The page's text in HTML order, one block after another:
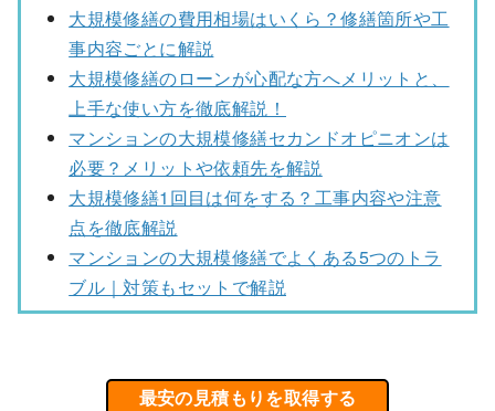
大規模修繕の費用相場はいくら？修繕箇所や工
事内容ごとに解説
大規模修繕のローンが心配な方へメリットと、
上手な使い方を徹底解説！
マンションの大規模修繕セカンドオピニオンは
必要？メリットや依頼先を解説
大規模修繕1回目は何をする？工事内容や注意
点を徹底解説
マンションの大規模修繕でよくある5つのトラ
ブル｜対策もセットで解説
最安の見積もりを取得する